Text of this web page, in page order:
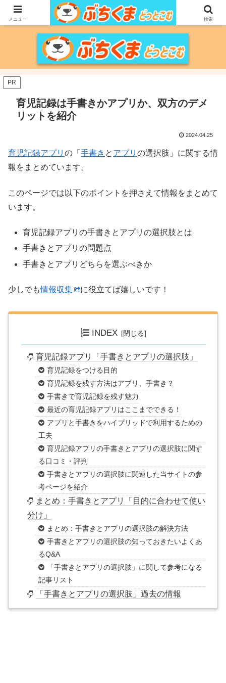
家づくりをメインに、家電、PC/MACなどのレビュー、育児、新潟の情報を気
の向くままに、気が済むまで調べ上げるブログです。
PR
育児記録は手書きかアプリか、双方のデメ
リットを紹介
2024.04.25
育児記録アプリ の「 手書き と アプリ の選択肢」に関する情
報をまとめています。
このページでは以下のポイントを押さえて情報をまとめて
います。
育児記録アプリの手書きとアプリの選択肢とは
手書きとアプリの問題点
手書きとアプリどちらを選ぶべきか
少しでも情報収集 に役立てば嬉しいです！
INDEX
育児記録アプリ「手書きとアプリの選択肢」
育児記録をつける目的
育児記録を残す方法はアプリ、手書き？
手書きで育児記録を残す魅力
最近の育児記録アプリはここまでできる！
アプリと手書きをハイブリッドで利用するための
工夫
育児記録アプリの手書きとアプリの選択肢に関す
る口コミ・評判
手書きとアプリの選択肢に関連した当サイトの参
考ページを紹介
まとめ：手書きとアプリ「目的に合わせて使い
分け」
まとめ：手書きとアプリの選択肢の解決方法
手書きとアプリの選択肢の知っておきたいよくあ
るQ&A
「手書きとアプリの選択肢」に関して参考になる
記事リスト
「手書きとアプリの選択肢」過去の情報
メニュー 検索